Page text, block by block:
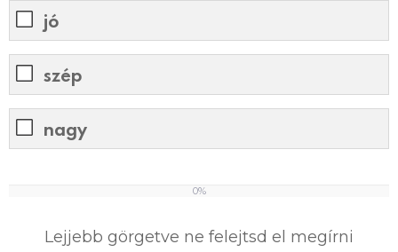
jó
szép
nagy
0%
Lejjebb görgetve ne felejtsd el megírni